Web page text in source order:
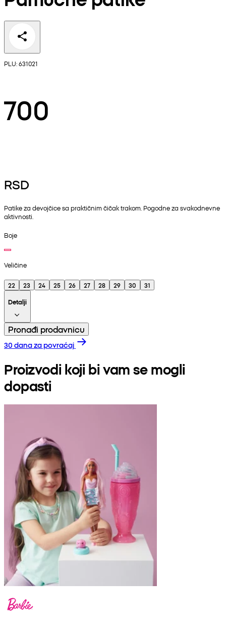
PLU: 631021
700
RSD
Patike za devojčice sa praktičnim čičak trakom. Pogodne za svakodnevne
aktivnosti.
Boje
Veličine
22 23 24 25 26 27 28 29 30
31
Detalji
Pronađi prodavnicu
30 dana za povraćaj
Proizvodi koji bi vam se mogli
dopasti